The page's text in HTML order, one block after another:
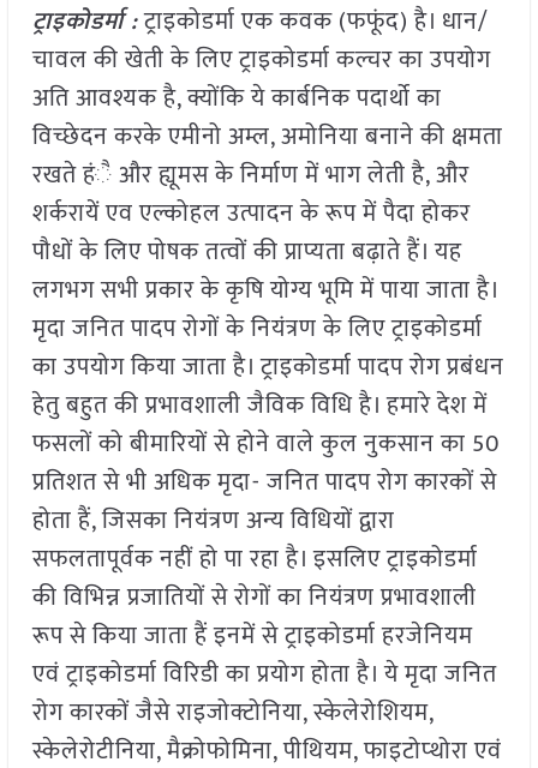
ट्राइकोडर्मा :ट्राइकोडर्मा एक कवक (फफूंद) है। धान/
चावल की खेती के लिए ट्राइकोडर्मा कल्चर का उपयोग
अति आवश्यक है, क्योंकि ये कार्बनिक पदार्थो का
विच्छेदन करके एमीनो अम्ल, अमोनिया बनाने की क्षमता
रखते हंै और ह्यूमस के निर्माण में भाग लेती है, और
शर्करायें एव एल्कोहल उत्पादन के रूप में पैदा होकर
पौधों के लिए पोषक तत्वों की प्राप्यता बढ़ाते हैं। यह
लगभग सभी प्रकार के कृषि योग्य भूमि में पाया जाता है।
मृदा जनित पादप रोगों के नियंत्रण के लिए ट्राइकोडर्मा
का उपयोग किया जाता है। ट्राइकोडर्मा पादप रोग प्रबंधन
हेतु बहुत की प्रभावशाली जैविक विधि है। हमारे देश में
फसलों को बीमारियों से होने वाले कुल नुकसान का 50
प्रतिशत से भी अधिक मृदा- जनित पादप रोग कारकों से
होता हैं, जिसका नियंत्रण अन्य विधियों द्वारा
सफलतापूर्वक नहीं हो पा रहा है। इसलिए ट्राइकोडर्मा
की विभिन्न प्रजातियों से रोगों का नियंत्रण प्रभावशाली
रूप से किया जाता हैं इनमें से ट्राइकोडर्मा हरजेनियम
एवं ट्राइकोडर्मा विरिडी का प्रयोग होता है। ये मृदा जनित
रोग कारकों जैसे राइजोक्टोनिया, स्केलेरोशियम,
स्केलेरोटीनिया, मैक्रोफोमिना, पीथियम, फाइटोप्थोरा एवं